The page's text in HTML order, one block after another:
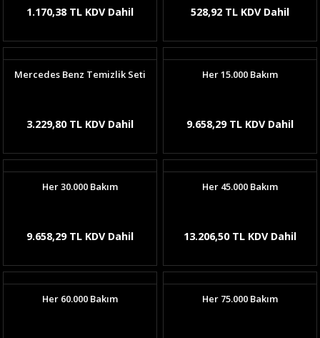
1.170,38 TL KDV Dahil 528,92 TL KDV Dahil
Mercedes Benz Temizlik Seti
3.229,80 TL KDV Dahil
Her 15.000 Bakım
9.658,29 TL KDV Dahil
Her 30.000 Bakım
9.658,29 TL KDV Dahil
Her 45.000 Bakım
13.206,50 TL KDV Dahil
Her 60.000 Bakım Her 75.000 Bakım